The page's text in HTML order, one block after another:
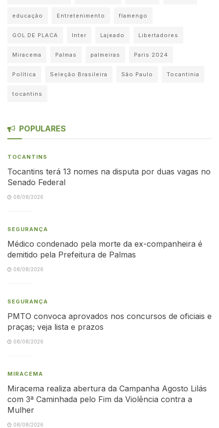
educação Entretenimento flamengo
GOL DE PLACA Inter Lajeado Libertadores
Miracema Palmas palmeiras Paris 2024
Política Seleção Brasileira São Paulo Tocantinia
tocantins
POPULARES
TOCANTINS
Tocantins terá 13 nomes na disputa por duas vagas no
Senado Federal
08/08/2026
SEGURANÇA
Médico condenado pela morte da ex-companheira é
demitido pela Prefeitura de Palmas
08/08/2026
SEGURANÇA
PMTO convoca aprovados nos concursos de oficiais e
praças; veja lista e prazos
08/08/2026
MIRACEMA
Miracema realiza abertura da Campanha Agosto Lilás
com 3ª Caminhada pelo Fim da Violência contra a
Mulher
08/08/2026